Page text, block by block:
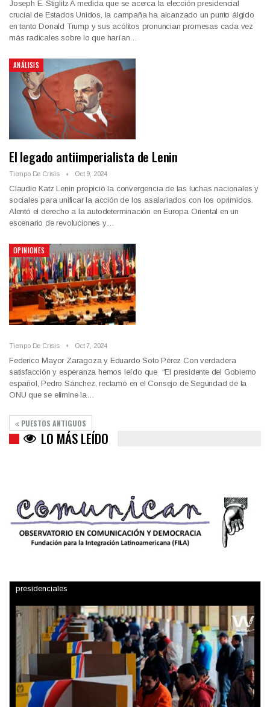
Joseph E. Stiglitz A medida que se acerca la elección presidencial
crucial de Estados Unidos, la campaña ha alcanzado un punto álgido
en tanto Donald Trump y sus acólitos pronuncian promesas cada vez
más radicales sobre lo que harían…
ANÁLISIS
El legado antiimperialista de Lenin
Tiempo De Crisis Oct 9, 2024
Claudio Katz Lenin propició la convergencia de las luchas nacionales y
sociales para unificar la acción de los asalariados con los oprimidos.
Alentó el derecho a la autodeterminación en Europa Oriental en un
escenario de revoluciones y…
OPINIONES
Tiempo De Crisis Oct 7, 2024
Federico Mayor Zaragoza y Eduardo Soto Pérez Con verdadera
satisfacción y esperanza hemos leído que “El presidente del Gobierno
español, Pedro Sánchez, reclamó en el Consejo de Seguridad de la
ONU que se elimine la…
PUESTOS ANTIGUOS
LO MÁS LEÍDO
Trump y las drogas: la viga en los propios ojos